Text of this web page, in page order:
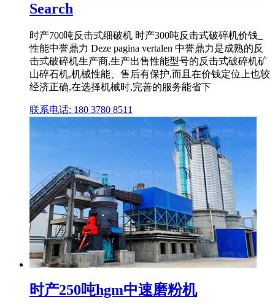
Search
时产700吨反击式细破机 时产300吨反击式破碎机价钱_
性能中誉鼎力 Deze pagina vertalen 中誉鼎力是成熟的反
击式破碎机生产商,生产出售性能型号的反击式破碎机矿
山碎石机,机械性能、售后有保护,而且在价钱定位上也较
经济正确,在选择机械时,完善的服务能省下
联系电话: 180 3780 8511
时产250吨hgm中速磨粉机